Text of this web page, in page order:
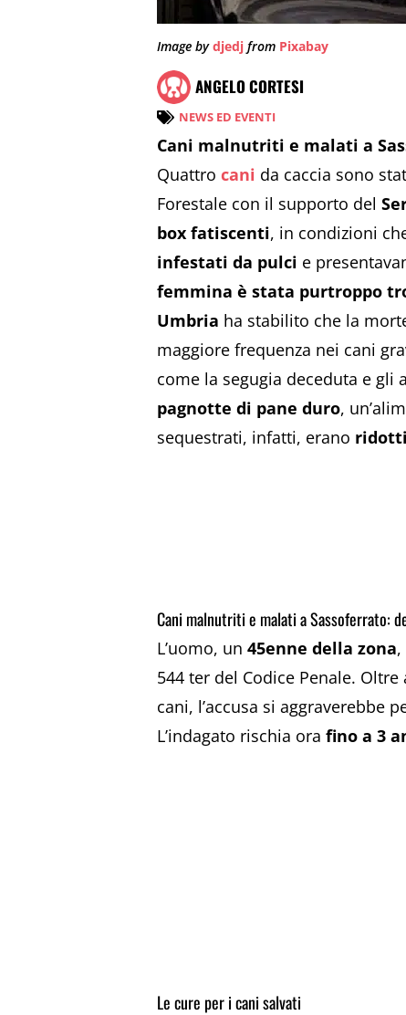
Image bydjedj from Pixabay
ANGELO CORTESI
NEWS ED EVENTI
Cani malnutriti e malati a
Quattro cani da caccia sono
Forestale con il supporto del
box fatiscenti, in condizioni
infestati da pulci e
femmina è stata purtroppo
Umbria ha stabilito che la
maggiore frequenza nei cani
come la segugia deceduta e
pagnotte di pane duro,
sequestrati, infatti, erano
Cani malnutriti e malati a Sassoferrato:
L’uomo, un 45enne della zona
544 ter del Codice Penale.
cani, l’accusa si aggraverebbe
L’indagato rischia ora fino a 3
Le cure per i cani salvati